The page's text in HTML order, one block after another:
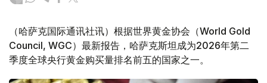
（哈萨克国际通讯社讯）根据世界黄金协会（World Gold
Council, WGC）最新报告，哈萨克斯坦成为2026年第二
季度全球央行黄金购买量排名前五的国家之一。